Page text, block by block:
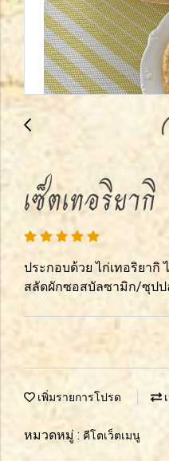
เซ็ตเทอริยากิ
ประกอบด้วย ไก่เทอริยากิ
สลัดผักซอสบัลซามิก/ซุป
เพิ่มรายการโปรด
หมวดหมู่ : คีโตเว็ตเมนู